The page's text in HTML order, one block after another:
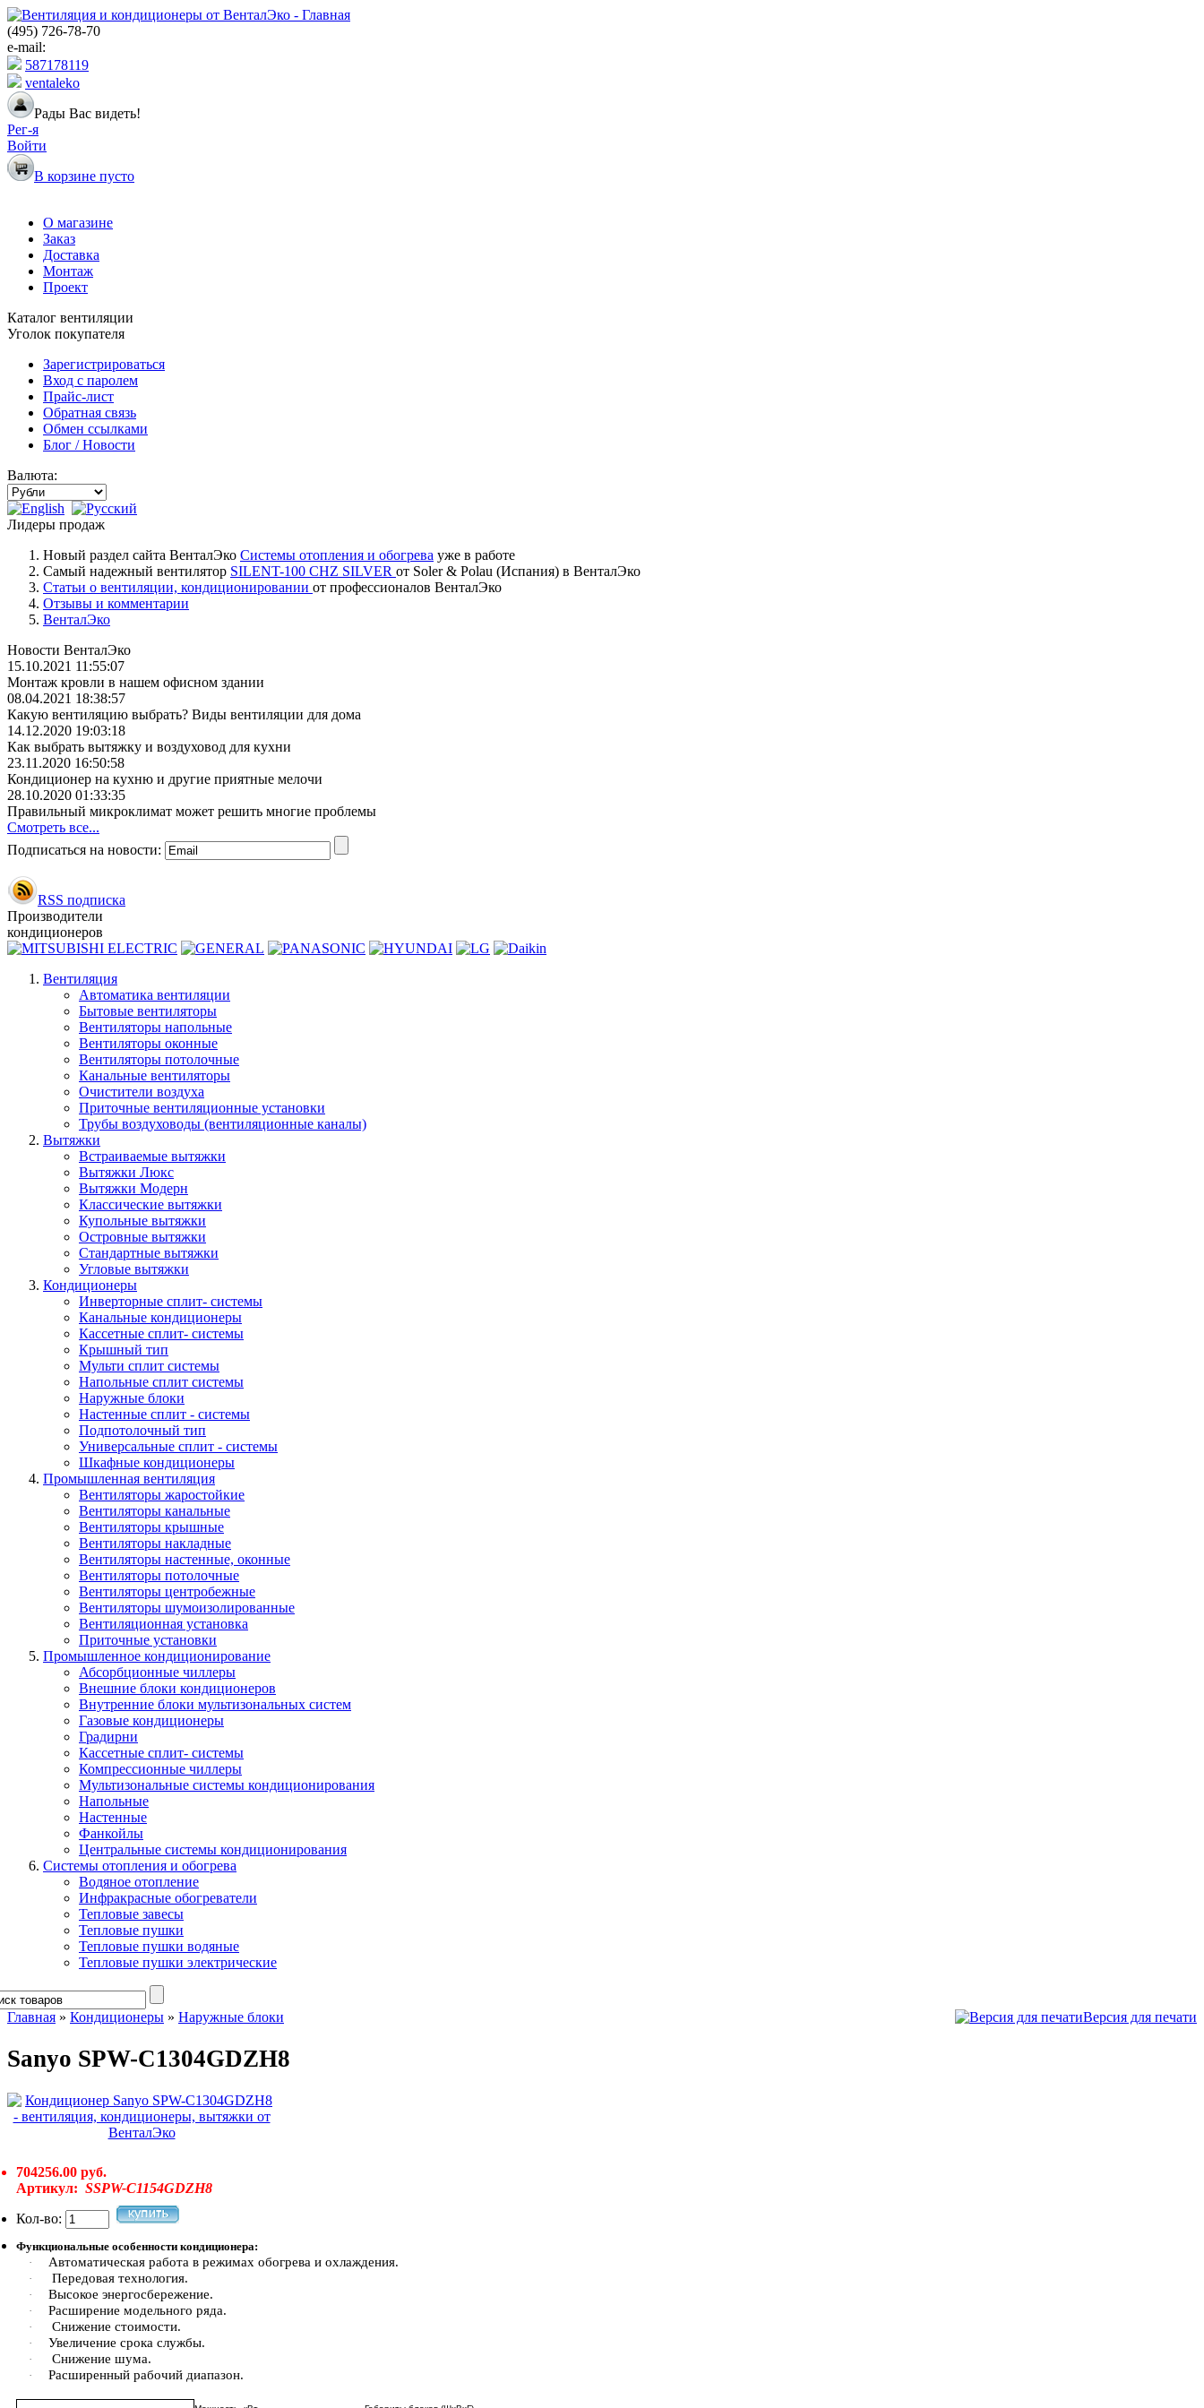
(495) 726-78-70
e-mail:
587178119
ventaleko
Рады Вас видеть!
Рег-я
Войти
В корзине пусто
О магазине
Заказ
Доставка
Монтаж
Проект
Каталог вентиляции
Уголок покупателя
Зарегистрироваться
Вход с паролем
Прайс-лист
Обратная связь
Обмен ссылками
Блог / Новости
Валюта:
Лидеры продаж
Новый раздел сайта ВенталЭко Системы отопления и обогрева уже в работе
Самый надежный вентилятор SILENT-100 CHZ SILVER от Soler & Polau (Испания) в ВенталЭко
Статьи о вентиляции, кондиционировании от профессионалов ВенталЭко
Отзывы и комментарии
ВенталЭко
Новости ВенталЭко
15.10.2021 11:55:07
Монтаж кровли в нашем офисном здании
08.04.2021 18:38:57
Какую вентиляцию выбрать? Виды вентиляции для дома
14.12.2020 19:03:18
Как выбрать вытяжку и воздуховод для кухни
23.11.2020 16:50:58
Кондиционер на кухню и другие приятные мелочи
28.10.2020 01:33:35
Правильный микроклимат может решить многие проблемы
Смотреть все...
Подписаться на новости:
RSS подписка
Производители
кондиционеров
Вентиляция
Автоматика вентиляции
Бытовые вентиляторы
Вентиляторы напольные
Вентиляторы оконные
Вентиляторы потолочные
Канальные вентиляторы
Очистители воздуха
Приточные вентиляционные установки
Трубы воздуховоды (вентиляционные каналы)
Вытяжки
Встраиваемые вытяжки
Вытяжки Люкс
Вытяжки Модерн
Классические вытяжки
Купольные вытяжки
Островные вытяжки
Стандартные вытяжки
Угловые вытяжки
Кондиционеры
Инверторные сплит- системы
Канальные кондиционеры
Кассетные сплит- системы
Крышный тип
Мульти сплит системы
Напольные сплит системы
Наружные блоки
Настенные сплит - системы
Подпотолочный тип
Универсальные сплит - системы
Шкафные кондиционеры
Промышленная вентиляция
Вентиляторы жаростойкие
Вентиляторы канальные
Вентиляторы крышные
Вентиляторы накладные
Вентиляторы настенные, оконные
Вентиляторы потолочные
Вентиляторы центробежные
Вентиляторы шумоизолированные
Вентиляционная установка
Приточные установки
Промышленное кондиционирование
Абсорбционные чиллеры
Внешние блоки кондиционеров
Внутренние блоки мультизональных систем
Газовые кондиционеры
Градирни
Кассетные сплит- системы
Компрессионные чиллеры
Мультизональные системы кондиционирования
Напольные
Настенные
Фанкойлы
Центральные системы кондиционирования
Системы отопления и обогрева
Водяное отопление
Инфракрасные обогреватели
Тепловые завесы
Тепловые пушки
Тепловые пушки водяные
Тепловые пушки электрические
Главная » Кондиционеры » Наружные блоки Версия для печати
Sanyo SPW-C1304GDZH8
704256.00 руб.
Артикул: SSPW-C1154GDZH8
Кол-во:
Функциональные особенности кондиционера:
·
Автоматическая работа в режимах обогрева и охлаждения.
· Передовая технология.
· Высокое энергосбережение.
· Расширение модельного ряда.
· Снижение стоимости.
· Увеличение срока службы.
· Снижение шума.
· Расширенный рабочий диапазон.